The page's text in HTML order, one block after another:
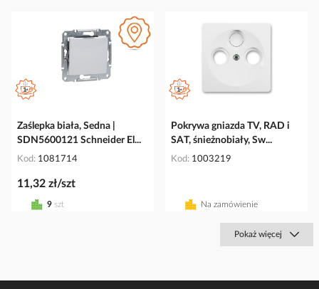
Zaślepka biała, Sedna |
SDN5600121 Schneider El...
Kod 1081714
11,32 zł/szt
9 szt
Pokrywa gniazda TV, RAD i
SAT, śnieżnobiały, Sw...
Kod 1003219
Na zamówienie
Pokaż więcej